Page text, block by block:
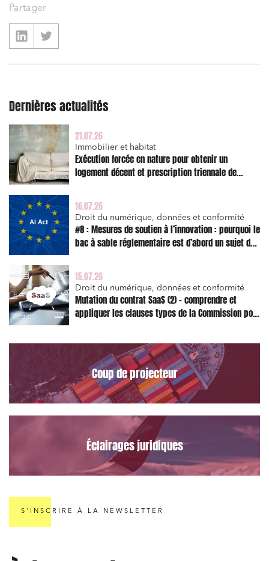
Partager
Dernières actualités
21.07.26
Immobilier et habitat
Exécution forcée en nature pour obtenir un
logement décent et prescription triennale de
16.07.26
Droit du numérique, données et conformité
#8 : Mesures de soutien à l’innovation : pourquoi le
bac à sable réglementaire est d’abord un sujet de
15.07.26
Droit du numérique, données et conformité
Mutation du contrat SaaS (2) – comprendre et
appliquer les clauses types de la Commission pour
Coup de projecteur
Éclairages juridiques
S'INSCRIRE À LA NEWSLETTER
Associations et acteurs de l’économie sociale et
solidaire
Media et édition
Immobilier et habitat
Entreprises du numérique
Établissements financiers
Mobilité et transport
Droit du numérique, données et conformité